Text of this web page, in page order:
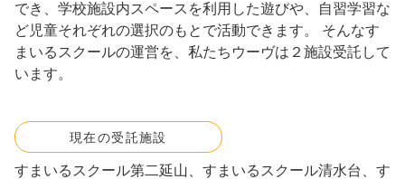
でき、学校施設内スペースを利用した遊びや、自習学習な
ど児童それぞれの選択のもとで活動できます。 そんなす
まいるスクールの運営を、私たちウーヴは２施設受託して
います。
現在の受託施設
すまいるスクール第二延山、すまいるスクール清水台、す